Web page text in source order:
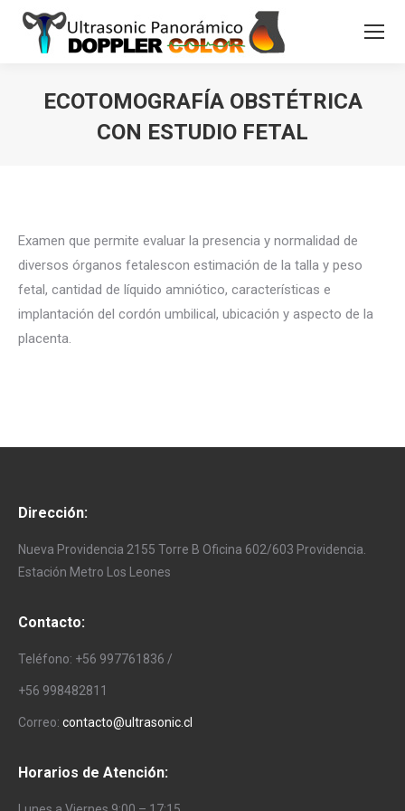
ECOTOMOGRAFÍA OBSTÉTRICA
CON ESTUDIO FETAL
Examen que permite evaluar la presencia y normalidad de
diversos órganos fetalescon estimación de la talla y peso
fetal, cantidad de líquido amniótico, características e
implantación del cordón umbilical, ubicación y aspecto de la
placenta.
Dirección:
Nueva Providencia 2155 Torre B Oficina 602/603 Providencia.
Estación Metro Los Leones
Contacto:
Teléfono: +56 997761836 /
+56 998482811
Correo: contacto@ultrasonic.cl
Horarios de Atención: